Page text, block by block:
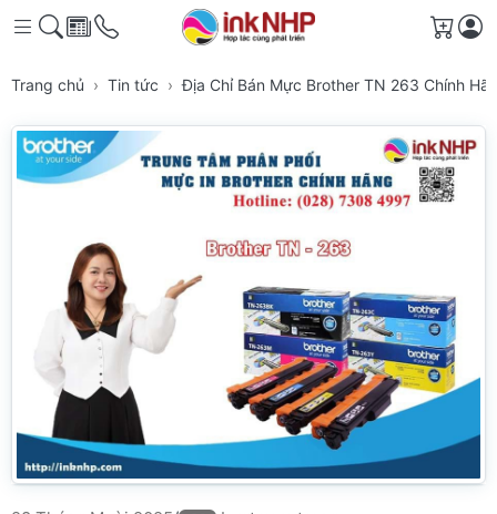
Giỏ
Trang chủ Tin tức Địa Chỉ Bán Mực Brother TN 263 Chính